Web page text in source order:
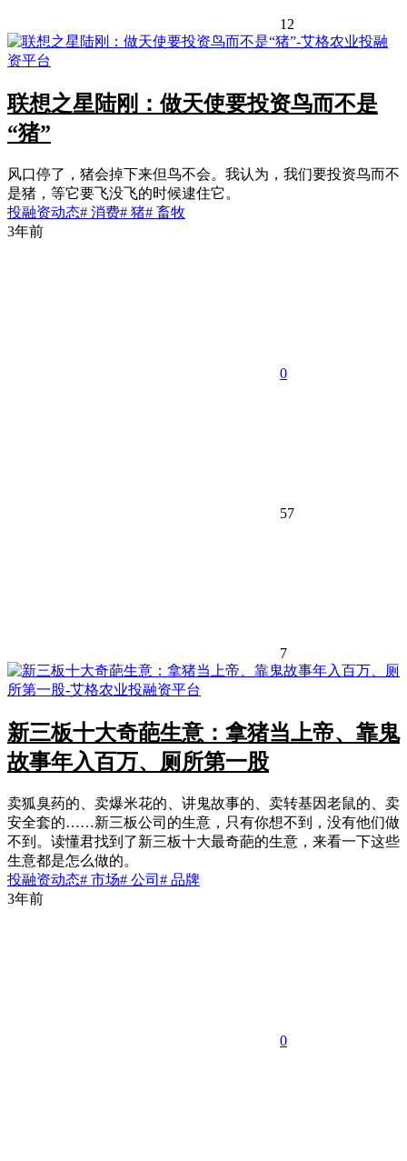
12
联想之星陆刚：做天使要投资鸟而不是
“猪”
风口停了，猪会掉下来但鸟不会。我认为，我们要投资鸟而不
是猪，等它要飞没飞的时候逮住它。
投融资动态# 消费# 猪# 畜牧
3年前
0
57
7
新三板十大奇葩生意：拿猪当上帝、靠鬼
故事年入百万、厕所第一股
卖狐臭药的、卖爆米花的、讲鬼故事的、卖转基因老鼠的、卖
安全套的……新三板公司的生意，只有你想不到，没有他们做
不到。读懂君找到了新三板十大最奇葩的生意，来看一下这些
生意都是怎么做的。
投融资动态# 市场# 公司 # 品牌
3年前
0